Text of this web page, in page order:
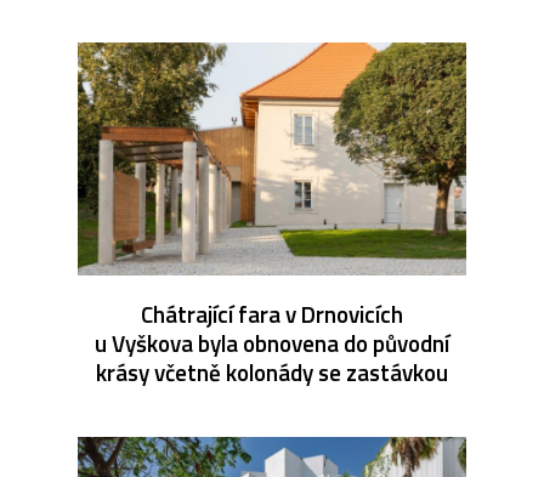
Chátrající fara v Drnovicích
u Vyškova byla obnovena do původní
krásy včetně kolonády se zastávkou